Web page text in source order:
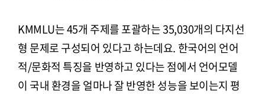
KMMLU는 45개 주제를 포괄하는 35,030개의 다지선
형 문제로 구성되어 있다고 하는데요. 한국어의 언어
적/문화적 특징을 반영하고 있다는 점에서 언어모델
이 국내 환경을 얼마나 잘 반영한 성능을 보이는지 평